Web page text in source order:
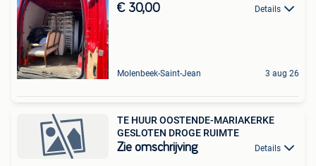
€ 30,00 Details
Molenbeek-Saint-Jean 3 aug 26
TE HUUR OOSTENDE-MARIAKERKE
GESLOTEN DROGE RUIMTE
Zie omschrijving Details